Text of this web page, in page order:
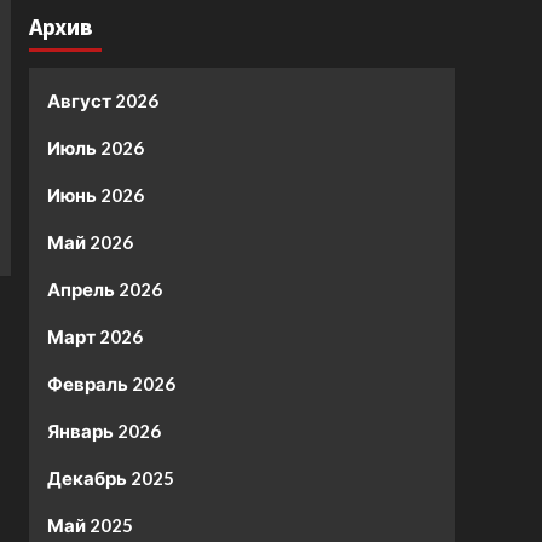
Архив
Август 2026
Июль 2026
Июнь 2026
Май 2026
Апрель 2026
Март 2026
Февраль 2026
Январь 2026
Декабрь 2025
Май 2025